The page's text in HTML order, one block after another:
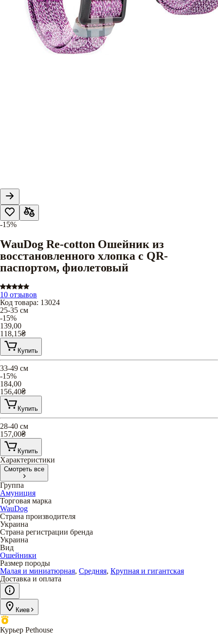
-15%
WauDog Re-cotton Ошейник из
восстановленного хлопка с QR-
паспортом, фиолетовый
10 отзывов
Код товара: 13024
25-35 см
-15%
139,00
118,15₴
Купить
33-49 см
-15%
184,00
156,40₴
Купить
28-40 см
157,00₴
Купить
Характеристики
Смотреть все
Группа
Амуниция
Торговая марка
WauDog
Страна производителя
Украина
Страна регистрации бренда
Украина
Вид
Ошейники
Размер породы
Малая и миниатюрная, Средняя, Крупная и гигантская
Доставка и оплата
Киев
Курьер Pethouse